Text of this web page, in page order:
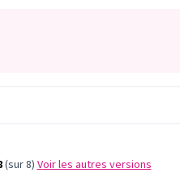
(sur 8) voir les autres versions